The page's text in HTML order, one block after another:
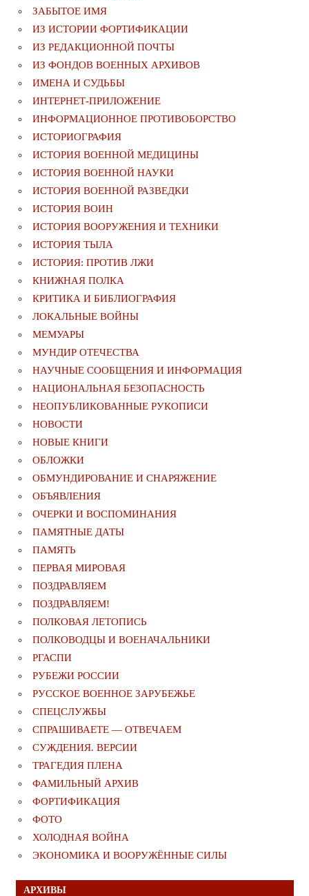
ЗАБЫТОЕ ИМЯ
ИЗ ИСТОРИИ ФОРТИФИКАЦИИ
ИЗ РЕДАКЦИОННОЙ ПОЧТЫ
ИЗ ФОНДОВ ВОЕННЫХ АРХИВОВ
ИМЕНА И СУДЬБЫ
ИНТЕРНЕТ-ПРИЛОЖЕНИЕ
ИНФОРМАЦИОННОЕ ПРОТИВОБОРСТВО
ИСТОРИОГРАФИЯ
ИСТОРИЯ ВОЕННОЙ МЕДИЦИНЫ
ИСТОРИЯ ВОЕННОЙ НАУКИ
ИСТОРИЯ ВОЕННОЙ РАЗВЕДКИ
ИСТОРИЯ ВОИН
ИСТОРИЯ ВООРУЖЕНИЯ И ТЕХНИКИ
ИСТОРИЯ ТЫЛА
ИСТОРИЯ: ПРОТИВ ЛЖИ
КНИЖНАЯ ПОЛКА
КРИТИКА И БИБЛИОГРАФИЯ
ЛОКАЛЬНЫЕ ВОЙНЫ
МЕМУАРЫ
МУНДИР ОТЕЧЕСТВА
НАУЧНЫЕ СООБЩЕНИЯ И ИНФОРМАЦИЯ
НАЦИОНАЛЬНАЯ БЕЗОПАСНОСТЬ
НЕОПУБЛИКОВАННЫЕ РУКОПИСИ
НОВОСТИ
НОВЫЕ КНИГИ
ОБЛОЖКИ
ОБМУНДИРОВАНИЕ И СНАРЯЖЕНИЕ
ОБЪЯВЛЕНИЯ
ОЧЕРКИ И ВОСПОМИНАНИЯ
ПАМЯТНЫЕ ДАТЫ
ПАМЯТЬ
ПЕРВАЯ МИРОВАЯ
ПОЗДРАВЛЯЕМ
ПОЗДРАВЛЯЕМ!
ПОЛКОВАЯ ЛЕТОПИСЬ
ПОЛКОВОДЦЫ И ВОЕНАЧАЛЬНИКИ
РГАСПИ
РУБЕЖИ РОССИИ
РУССКОЕ ВОЕННОЕ ЗАРУБЕЖЬЕ
СПЕЦСЛУЖБЫ
СПРАШИВАЕТЕ — ОТВЕЧАЕМ
СУЖДЕНИЯ. ВЕРСИИ
ТРАГЕДИЯ ПЛЕНА
ФАМИЛЬНЫЙ АРХИВ
ФОРТИФИКАЦИЯ
ФОТО
ХОЛОДНАЯ ВОЙНА
ЭКОНОМИКА И ВООРУЖЁННЫЕ СИЛЫ
АРХИВЫ